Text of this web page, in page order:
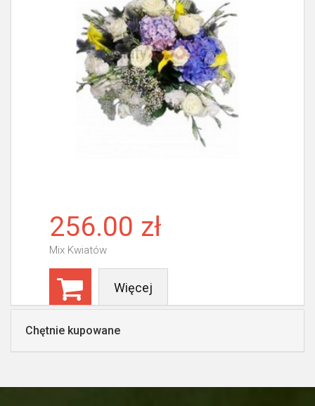
256.00 zł
Mix Kwiatów
Więcej
Chętnie kupowane